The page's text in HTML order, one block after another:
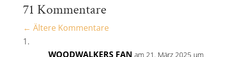
71 Kommentare
← Ältere Kommentare
WOODWALKERS FAN am 21. März 2025 um